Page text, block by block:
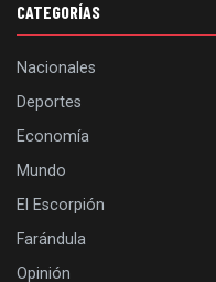
CATEGORÍAS
Nacionales
Deportes
Economía
Mundo
El Escorpión
Farándula
Opinión